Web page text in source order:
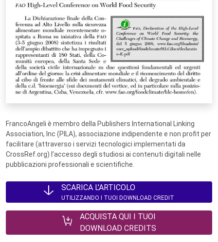
FrancoAngeli è membro della Publishers International Linking
Association, Inc (PILA), associazione indipendente e non profit per
facilitare (attraverso i servizi tecnologici implementati da
CrossRef.org) l’accesso degli studiosi ai contenuti digitali nelle
pubblicazioni professionali e scientifiche.
SCARICA L'ARTICOLO
UTILIZZANDO I TUOI DOWNLOAD CREDIT
ACQUISTA QUI I TUOI
DOWNLOAD CREDITS